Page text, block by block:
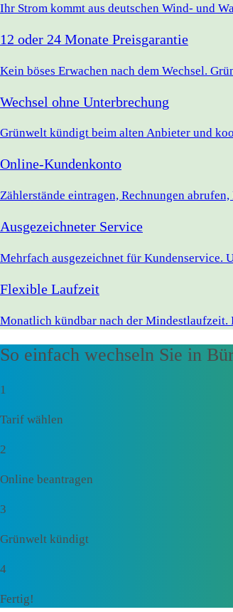
Ihr Strom kommt aus deutschen Wind- und
12 oder 24 Monate Preisgarantie
Kein böses Erwachen nach dem Wechsel.
Wechsel ohne Unterbrechung
Grünwelt kündigt beim alten Anbieter und
Online-Kundenkonto
Zählerstände eintragen, Rechnungen
Ausgezeichneter Service
Mehrfach ausgezeichnet für Kundenservice.
Flexible Laufzeit
Monatlich kündbar nach der
So einfach wechseln Sie in
1
Tarif wählen
2
Online beantragen
3
Grünwelt kündigt
4
Fertig!